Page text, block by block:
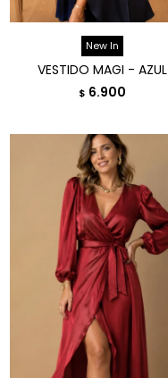
New In
VESTIDO MAGI - AZUL
$ 6.900